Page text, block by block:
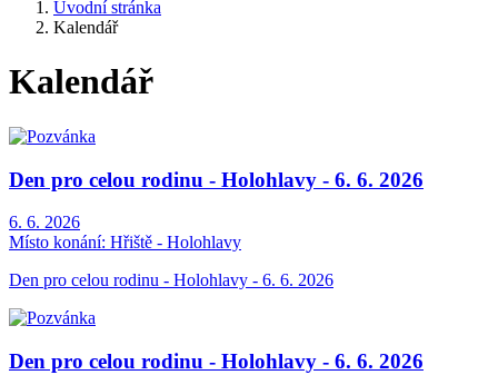
Úvodní stránka
Kalendář
Kalendář
Den pro celou rodinu - Holohlavy - 6. 6. 2026
6. 6. 2026
Místo konání: Hřiště - Holohlavy
Den pro celou rodinu - Holohlavy - 6. 6. 2026
Den pro celou rodinu - Holohlavy - 6. 6. 2026